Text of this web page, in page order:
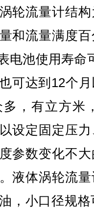
轮流量计结
和流量满度
电池使用寿命
可达到12个
，有立方米
设定固定压
参数变化不
液体涡轮流
，小口径规